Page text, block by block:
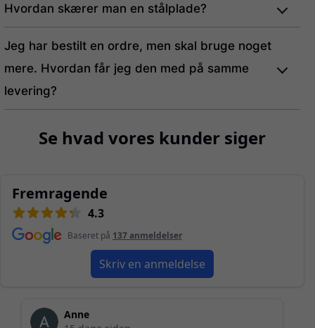
Hvordan skærer man en stålplade?
Jeg har bestilt en ordre, men skal bruge noget
mere. Hvordan får jeg den med på samme
levering?